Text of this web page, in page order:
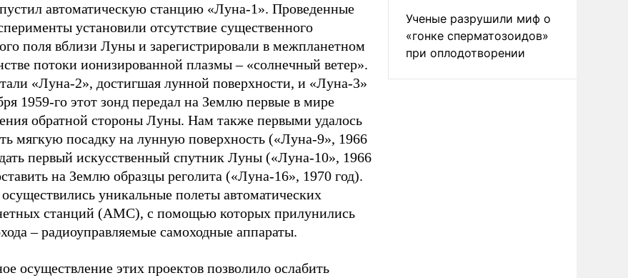
автоматическую станцию «Луна-1». Проведенные
установили отсутствие существенного
поля вблизи Луны и зарегистрировали в межпланетном
потоки ионизированной плазмы – «солнечный ветер».
«Луна-2», достигшая лунной поверхности, и «Луна-3»
1959-го этот зонд передал на Землю первые в мире
обратной стороны Луны. Нам также первыми удалось
мягкую посадку на лунную поверхность («Луна-9», 1966
первый искусственный спутник Луны («Луна-10», 1966
на Землю образцы реголита («Луна-16», 1970 год).
уникальные полеты автоматических
станций (АМС), с помощью которых прилунились
– радиоуправляемые самоходные аппараты.
осуществление этих проектов позволило ослабить
Ученые разрушили миф о
«гонке сперматозоидов»
при оплодотворении